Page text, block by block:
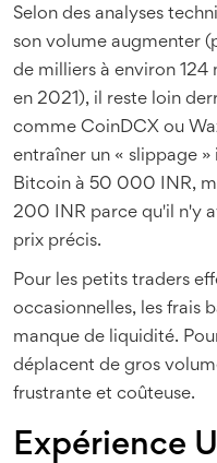
Selon des analyses
son volume augmenter
de milliers à environ 124
en 2021), il reste loin
comme CoinDCX ou
entraîner un « slippage
Bitcoin à 50 000 INR,
200 INR parce qu'il n'y
prix précis.
Pour les petits traders
occasionnelles, les frais
manque de liquidité.
déplacent de gros
frustrante et coûteuse.
Expérience